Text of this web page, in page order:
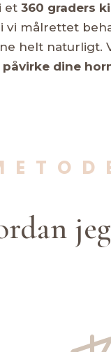
et360 graders
vi målrettet
helt naturligt.
påvirke dine